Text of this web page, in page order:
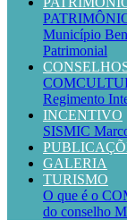
Município
Patrimonial
Regimento
INCENTIVO
SISMIC
GALERIA
TURISMO
O que é o
do conselho